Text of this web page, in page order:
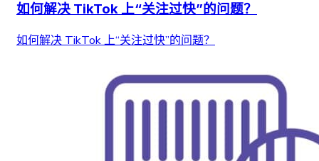
如何解决 TikTok 上“关注过快”的问题？
如何解决 TikTok 上“关注过快”的问题？